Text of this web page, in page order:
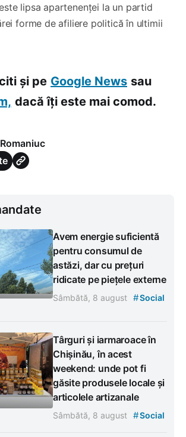
lipsa apartenenței la un partid
forme de afiliere politică în ultimii
și pe Google News sau
dacă îți este mai comod.
Avem energie suficientă
pentru consumul de
astăzi, dar cu prețuri
ridicate pe piețele externe
Sâmbătă, 8 august #Social
Târguri și iarmaroace în
Chișinău, în acest
weekend: unde pot fi
găsite produsele locale și
articolele artizanale
Sâmbătă, 8 august #Social